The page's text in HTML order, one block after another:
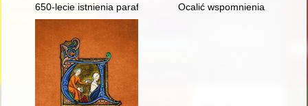
650-lecie istnienia parafii : Płonka Kościelna
Ocalić wspomnienia